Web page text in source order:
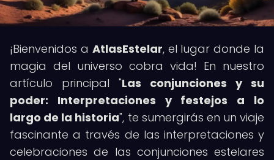
¡Bienvenidos a AtlasEstelar, el lugar donde la
magia del universo cobra vida! En nuestro
artículo principal "Las conjunciones y su
poder: Interpretaciones y festejos a lo
largo de la historia", te sumergirás en un viaje
fascinante a través de las interpretaciones y
celebraciones de las conjunciones estelares